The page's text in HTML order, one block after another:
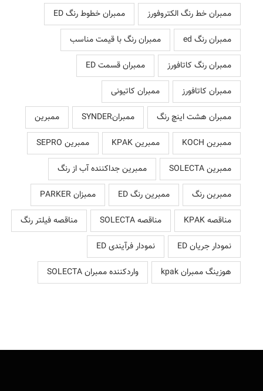
ممبران خط رنگ الکتروفورز
ممبران خطوط رنگ ED
ممبران رنگ ed
ممبران رنگ با قیمت مناسب
ممبران رنگ کاتافورز
ممبران قسمت ED
ممبران کاتافورز
ممبران کاتیونی
ممبران هشت اینچ رنگ
ممبرانSYNDER
ممبرین
ممبرین KOCH
ممبرین KPAK
ممبرین SEPRO
ممبرین SOLECTA
ممبرین جداکننده آب از رنگ
ممبرین رنگ
ممبرین رنگ ED
ممبزان PARKER
مناقصه KPAK
مناقصه SOLECTA
مناقصه فیلتر رنگ
نمودار جریان ED
نمودار فرآیندی ED
هوزینگ ممبران kpak
واردکننده ممبران SOLECTA